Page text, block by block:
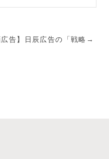
告】日辰広告の「戦略→